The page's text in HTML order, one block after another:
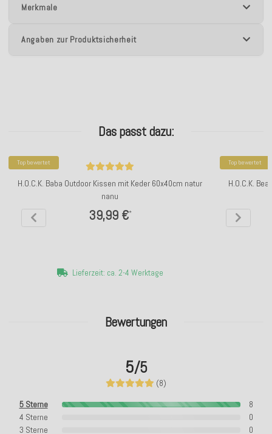
Merkmale
Angaben zur Produktsicherheit
Bewertungen
5/5
(8)
5 Sterne
8
4 Sterne
0
3 Sterne
0
Das passt dazu:
Top bewertet
H.O.C.K. Baba Outdoor Kissen mit Keder 60x40cm natur
nanu
39,99 €*
Lieferzeit: ca. 2-4 Werktage
Top bewertet
H.O.C.K.